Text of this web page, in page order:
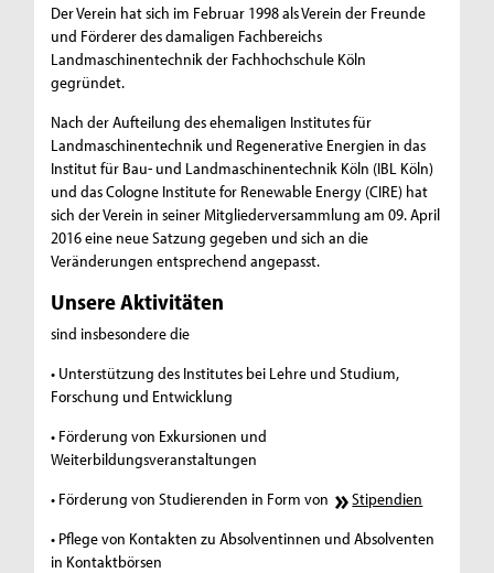
Der Verein hat sich im Februar 1998 als Verein der Freunde
und Förderer des damaligen Fachbereichs
Landmaschinentechnik der Fachhochschule Köln
gegründet.
Nach der Aufteilung des ehemaligen Institutes für
Landmaschinentechnik und Regenerative Energien in das
Institut für Bau- und Landmaschinentechnik Köln (IBL Köln)
und das Cologne Institute for Renewable Energy (CIRE) hat
sich der Verein in seiner Mitgliederversammlung am 09. April
2016 eine neue Satzung gegeben und sich an die
Veränderungen entsprechend angepasst.
Unsere Aktivitäten
sind insbesondere die
• Unterstützung des Institutes bei Lehre und Studium,
Forschung und Entwicklung
• Förderung von Exkursionen und
Weiterbildungsveranstaltungen
• Förderung von Studierenden in Form von
Stipendien
• Pflege von Kontakten zu Absolventinnen und Absolventen
in Kontaktbörsen